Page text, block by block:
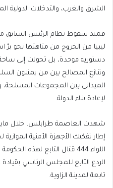
الشرق والغرب، والتدخلات الدولية
ليبيا من الخروج من متاهتها نحو
دستورية موحدة، بل تحولت إلى ساحة
وتنازع المصالح بين من يمثلون
الميداني بين المجموعات
لإعادة بناء الدولة.
شهدت العاصمة طرابلس، خلال مايو/
إطار تفكيك الأجهزة الأمنية
اللواء 444 قتال التابع لهذه
الردع التابع للمجلس الرئاسي
تابعة لمدينة الزاوية.